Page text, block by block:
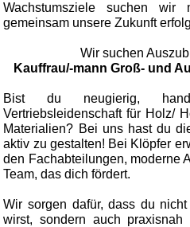
Wachstumsziele suchen wir
gemeinsam unsere Zukunft
Wir suchen
Kauffrau/-mann Groß- und
Bist du neugierig,
Vertriebsleidenschaft für Holz/
Materialien? Bei uns hast du
aktiv zu gestalten! Bei Klöpfer
den Fachabteilungen, moderne
Team, das dich fördert.
Wir sorgen dafür, dass du
wirst, sondern auch